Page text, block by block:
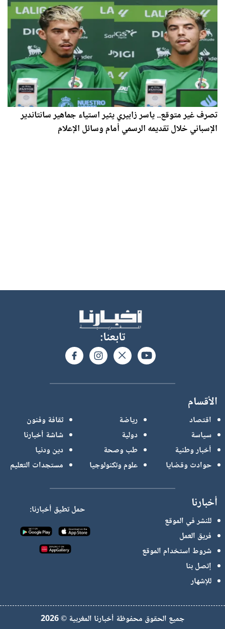
تصرف غير متوقع.. ياسر زابيري يثير استياء جماهير سانتاندير
الإسباني خلال تقديمه الرسمي أمام وسائل الإعلام
تابعنا:
الأقسام
ثقافة وفنون
شاشة أخبارنا
دين ودنيا
مستجدات التعليم
رياضة
دولية
طب وصحة
علوم وتكنولوجيا
اقتصاد
سياسة
أخبار وطنية
حوادث وقضايا
حمل تطيق أخبارنا: أخبارنا
للنشر في الموقع
فريق العمل
شروط استخدام الموقع
إتصل بنا
للإشهار
جميع الحقوق محفوظة أخبارنا المغربية © 2026